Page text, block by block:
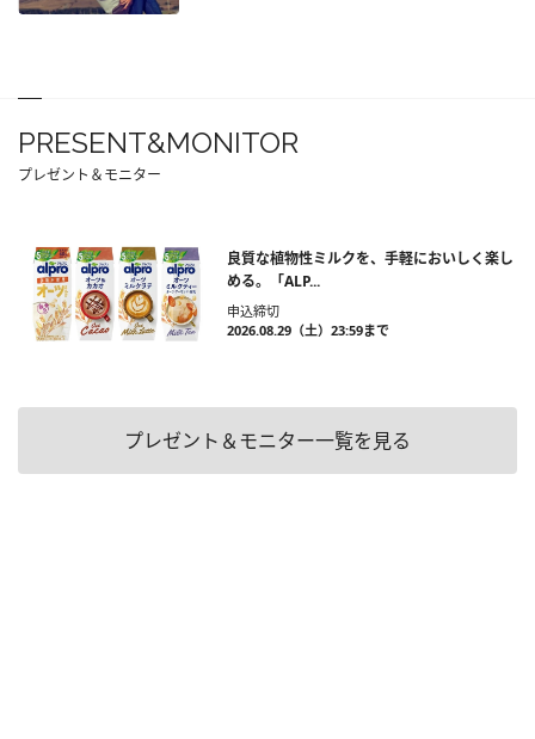
PRESENT&MONITOR
プレゼント＆モニター
良質な植物性ミルクを、手軽においしく楽し
める。「ALP...
申込締切
2026.08.29（土）23:59まで
プレゼント＆モニター一覧を見る